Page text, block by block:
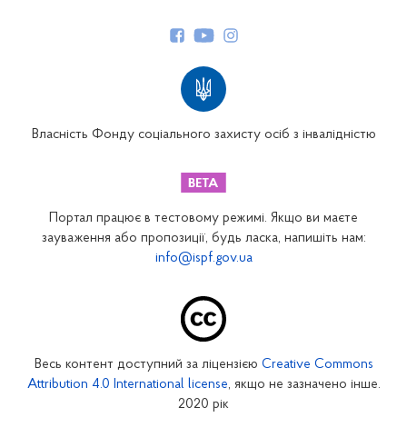
Закарпатське відділення
Запорізьке відділення
Кіровоградське відділення
Власність Фонду соціального захисту осіб з інвалідністю
Портал працює в тестовому режимі. Якщо ви маєте
зауваження або пропозиції, будь ласка, напишіть нам:
info@ispf.gov.ua
Весь контент доступний за ліцензією Creative Commons
Attribution 4.0 International license, якщо не зазначено інше.
2020 рік